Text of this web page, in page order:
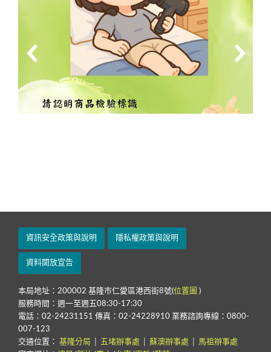
資訊安全政策與說明 隱私權政策與說明
資料開放宣告
本局地址：200002 基隆市仁愛區港西街8號(位置圖 )
服務時間：週一至週五08:30-17:30
電話：02-24231151 傳真：02-24228910 業務諮詢專線：0800-
007-123
交通位置： 基隆分局 五堵辦事處 蘇澳辦事處
馬祖辦事處